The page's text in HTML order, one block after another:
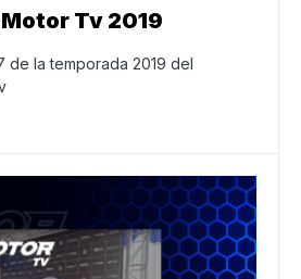
Tv 2019
de la temporada 2019 del